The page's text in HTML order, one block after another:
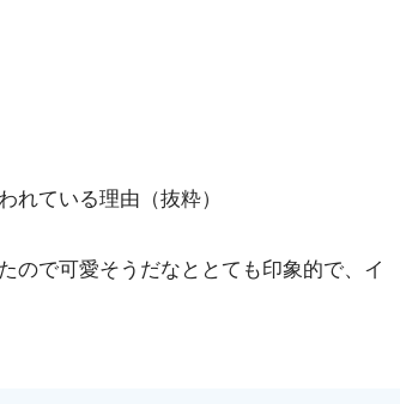
れている理由（抜粋）
ので可愛そうだなととても印象的で、イ